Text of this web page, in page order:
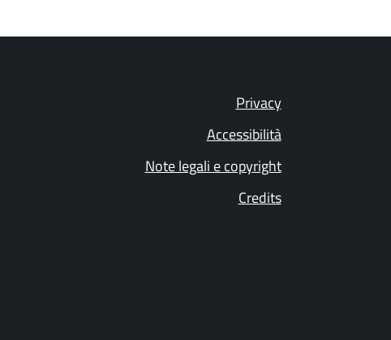
Privacy
Accessibilità
Note legali e copyright
Credits